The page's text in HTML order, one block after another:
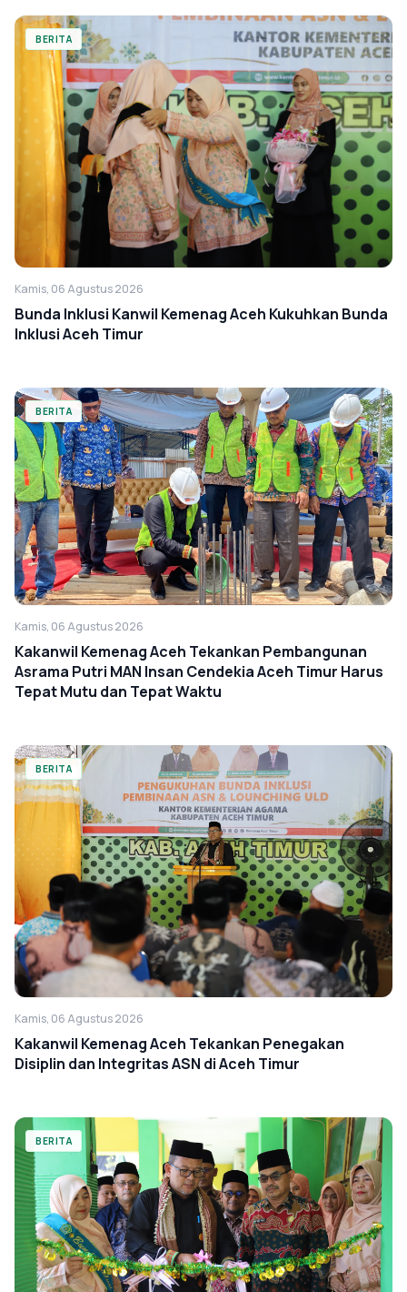
BERITA
Kamis, 06 Agustus 2026
Bunda Inklusi Kanwil Kemenag Aceh Kukuhkan Bunda
Inklusi Aceh Timur
BERITA
Kamis, 06 Agustus 2026
Kakanwil Kemenag Aceh Tekankan Pembangunan
Asrama Putri MAN Insan Cendekia Aceh Timur Harus
Tepat Mutu dan Tepat Waktu
BERITA
Kamis, 06 Agustus 2026
Kakanwil Kemenag Aceh Tekankan Penegakan
Disiplin dan Integritas ASN di Aceh Timur
BERITA